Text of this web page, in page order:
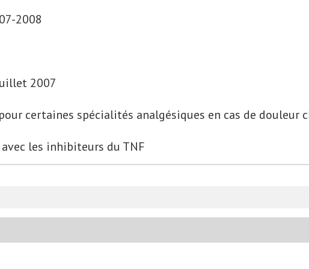
2008
2007
certaines spécialités analgésiques en cas de douleur
les inhibiteurs du TNF